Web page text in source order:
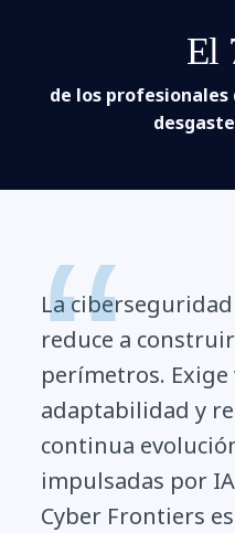
El
de los
La
reduce a
perímetros.
adaptabilidad y
continua
impulsadas por
Cyber Frontiers